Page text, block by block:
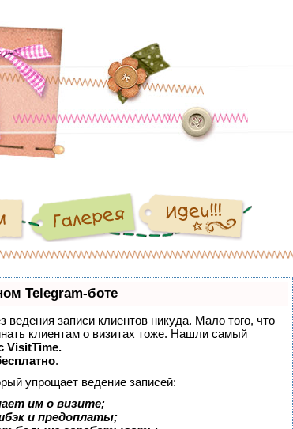
Telegram-боте
ведения записи клиентов никуда. Мало того, что
клиентам о визитах тоже. Нашли самый
VisitTime.
.
упрощает ведение записей:
им о визите;
и предоплаты;